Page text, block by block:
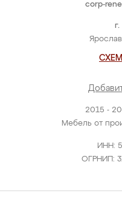
2015 -
Мебель от
ИНН:
ОГРНИП:
corp-